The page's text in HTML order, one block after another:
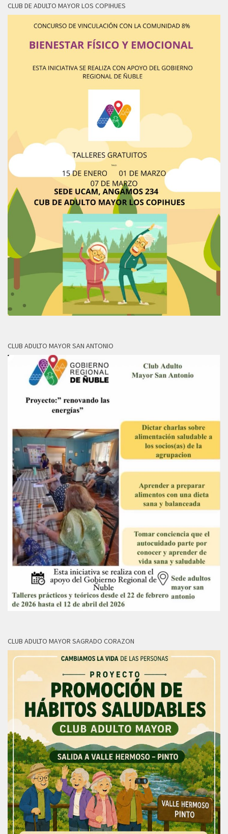
CLUB DE ADULTO MAYOR LOS COPIHUES
CLUB ADULTO MAYOR SAN ANTONIO
CLUB ADULTO MAYOR SAGRADO CORAZON